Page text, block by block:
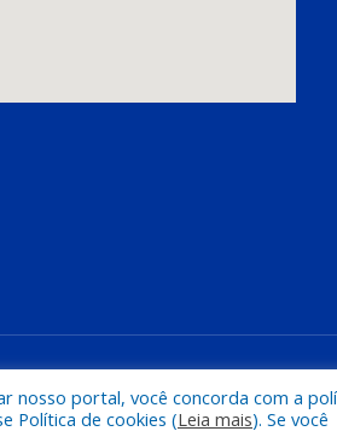
nosso portal, você concorda com a
Política de cookies (Leia mais). Se você